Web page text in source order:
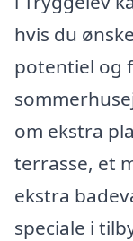
hvis du
potentiel og
om ekstra
terrasse, et
ekstra
speciale i